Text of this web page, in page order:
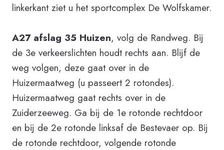
linkerkant ziet u het sportcomplex De Wolfskamer.
A27 afslag 35 Huizen, volg de Randweg. Bij
de 3e verkeerslichten houdt rechts aan. Blijf de
weg volgen, deze gaat over in de
Huizermaatweg (u passeert 2 rotondes).
Huizermaatweg gaat rechts over in de
Zuiderzeeweg. Ga bij de 1e rotonde rechtdoor
en bij de 2e rotonde linksaf de Bestevaer op. Bij
de rotonde rechtdoor, volgende rotonde